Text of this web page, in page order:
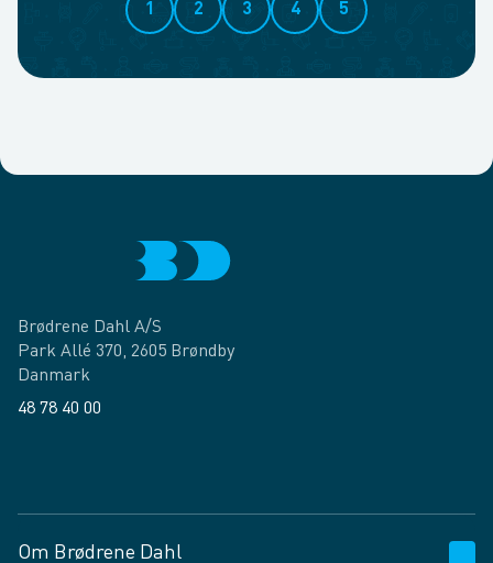
1 2 3 4 5
Brødrene Dahl A/S
Park Allé 370, 2605 Brøndby
Danmark
48 78 40 00
Om Brødrene Dahl